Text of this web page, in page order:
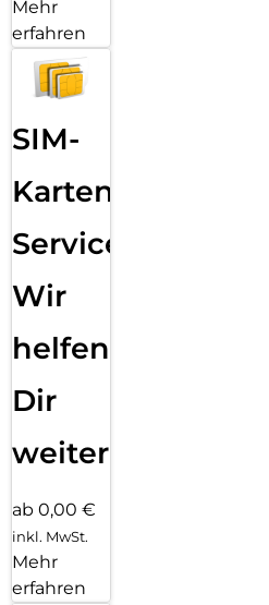
Mehr
erfahren
SIM-
Karten
Service:
Wir
helfen
Dir
weiter
ab 0,00 €
inkl. MwSt.
Mehr
erfahren